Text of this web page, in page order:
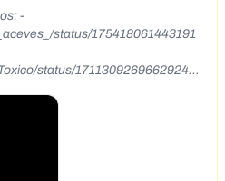
-
status/175418061443191
status/17113092696629249